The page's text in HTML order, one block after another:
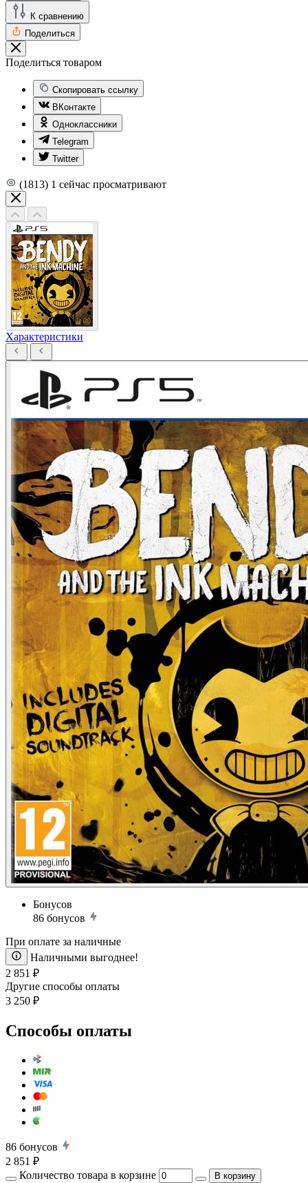
К сравнению
Поделиться
Поделиться товаром
Скопировать ссылку
ВКонтакте
Одноклассники
Telegram
Twitter
(1813) 1 сейчас просматривают
Характеристики
Бонусов
86 бонусов
При оплате за наличные
Наличными выгоднее!
2 851 ₽
Другие способы оплаты
3 250 ₽
Способы оплаты
86 бонусов
2 851 ₽
Количество товара в корзине
В корзину